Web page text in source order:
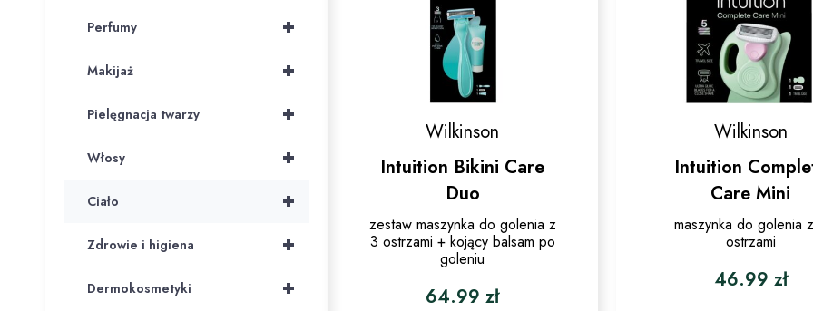
+
Perfumy
+
Makijaż
+
Pielęgnacja twarzy
+
Włosy
+
Ciało
+
Zdrowie i higiena
+
Dermokosmetyki
Wilkinson
Intuition Bikini Care
Duo
zestaw maszynka do golenia z
3 ostrzami + kojący balsam po
goleniu
64.99zł
Wilkinson
Intuition
Care Mini
maszynka do golenia
ostrzami
46.99 zł